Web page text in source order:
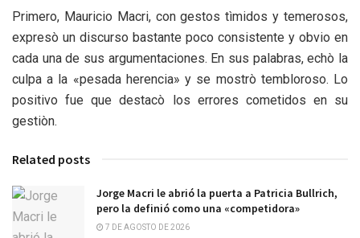
Primero, Mauricio Macri, con gestos tìmidos y temerosos,
expresò un discurso bastante poco consistente y obvio en
cada una de sus argumentaciones. En sus palabras, echò la
culpa a la «pesada herencia» y se mostrò tembloroso. Lo
positivo fue que destacò los errores cometidos en su
gestiòn.
Related posts
Jorge Macri le abrió la puerta a Patricia Bullrich,
pero la definió como una «competidora»
7 DE AGOSTO DE 2026